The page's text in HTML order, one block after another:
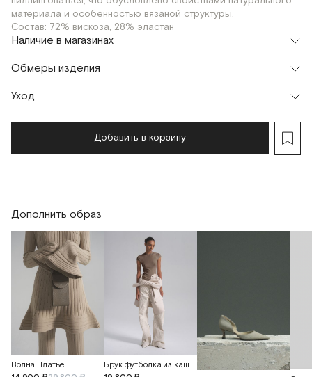
материала и особенностью вязаной структуры.
Состав: 72% вискоза, 28% эластан
Наличие в магазинах
Шоурум
г. Москва, Малая Бронная 24/3
XS
Обмеры изделия
Мерки, см
58
Длина изделия 71 71
Уход
Добавить в корзину
Дополнить образ
Волна Платье
Брук футболка из кашемира и шелка